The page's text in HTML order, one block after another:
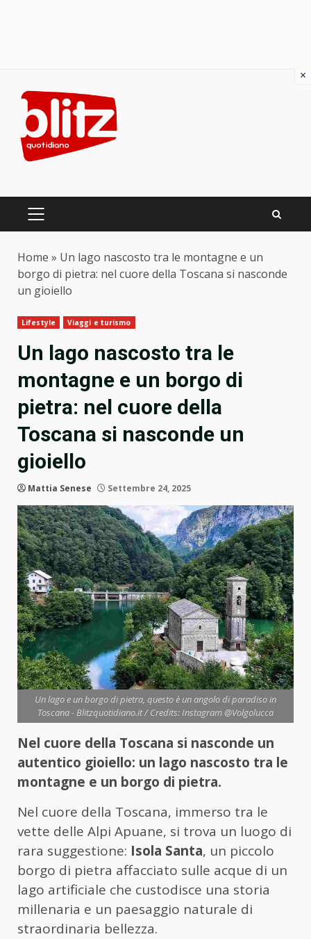
content
PRIMARY
Home » Un lago nascosto tra le montagne e un
borgo di pietra: nel cuore della Toscana si nasconde
un gioiello
Lifestyle Viaggi e turismo
Un lago nascosto tra le
montagne e un borgo di
pietra: nel cuore della
Toscana si nasconde un
gioiello
Mattia Senese Settembre 24, 2025
Un lago e un borgo di pietra, questo è un angolo di paradiso in
Toscana - Blitzquotidiano.it / Credits: Instagram @Volgolucca
Nel cuore della Toscana si nasconde un
autentico gioiello: un lago nascosto tra le
montagne e un borgo di pietra.
Nel cuore della Toscana, immerso tra le
vette delle Alpi Apuane, si trova un luogo di
rara suggestione: Isola Santa, un piccolo
borgo di pietra affacciato sulle acque di un
lago artificiale che custodisce una storia
millenaria e un paesaggio naturale di
straordinaria bellezza.
×